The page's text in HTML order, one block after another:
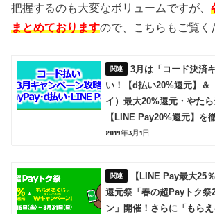
把握するのも大変なボリュームですが、
まとめておりますので、こちらもご覧く
3月は「コード決済
い！【d払い20%還元】＆
イ）最大20%還元・やた
【LINE Pay20%還元】を
2019年3月1日
【LINE Pay最大25
還元祭「春の超Payトク祭
ン」開催！さらに「もらえ